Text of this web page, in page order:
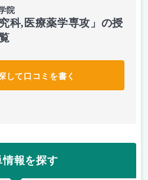
院
究科,医療薬学専攻」の授
して口コミを書く
報を探す